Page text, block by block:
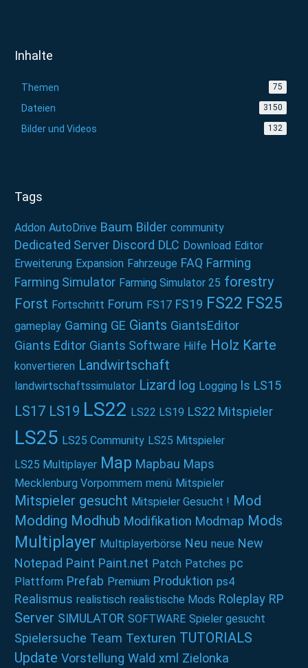
Inhalte
Themen 75
Dateien 3150
Bilder und Videos 132
Tags
Addon AutoDrive Baum Bilder community
Dedicated Server Discord DLC Download Editor
Erweiterung Expansion Fahrzeuge FAQ Farming
Farming Simulator Farming Simulator 25 forestry
Forst Fortschritt Forum FS17 FS19 FS22 FS25
gameplay Gaming GE Giants GiantsEditor
Giants Editor Giants Software Hilfe Holz Karte
konvertieren Landwirtschaft
landwirtschaftssimulator Lizard log Logging ls LS15
LS17 LS19 LS22 LS22 LS19 LS22 Mitspieler
LS25 LS25 Community LS25 Mitspieler
LS25 Multiplayer Map Mapbau Maps
Mecklenburg Vorpommern menü Mitspieler
Mitspieler gesucht Mitspieler Gesucht ! Mod
Modding Modhub Modifikation Modmap Mods
Multiplayer Multiplayerbörse Neu neue New
Notepad Paint Paint.net Patch Patches pc
Plattform Prefab Premium Produktion ps4
Realismus realistisch realistische Mods Roleplay RP
Server SIMULATOR SOFTWARE Spieler gesucht
Spielersuche Team Texturen TUTORIALS
Update Vorstellung Wald xml Zielonka